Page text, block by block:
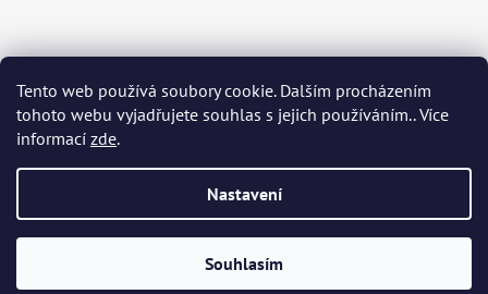
Tento web používá soubory cookie. Dalším procházením
tohoto webu vyjadřujete souhlas s jejich používáním.. Více
informací zde.
Nastavení
Souhlasím
Čeština Slovenčina English Deutsch Magyar
Język polski Română Italiano Español Français
Português
Vytvořil Shoptet
Bohemia Crystal Glass